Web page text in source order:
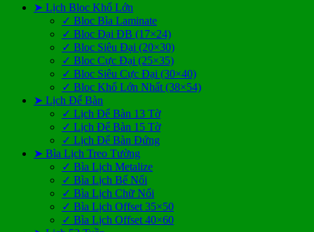
➤ Lịch Bloc Khổ Lớn
✓ Bloc Bìa Laminate
✓ Bloc Đại ĐB (17×24)
✓ Bloc Siêu Đại (20×30)
✓ Bloc Cực Đại (25×35)
✓ Bloc Siêu Cực Đại (30×40)
✓ Bloc Khổ Lớn Nhất (38×54)
➤ Lịch Để Bàn
✓ Lịch Để Bàn 13 Tờ
✓ Lịch Để Bàn 15 Tờ
✓ Lịch Để Bàn Đứng
➤ Bìa Lịch Treo Tường
✓ Bìa Lịch Metalize
✓ Bìa Lịch Bế Nổi
✓ Bìa Lịch Chữ Nổi
✓ Bìa Lịch Offset 35×50
✓ Bìa Lịch Offset 40×60